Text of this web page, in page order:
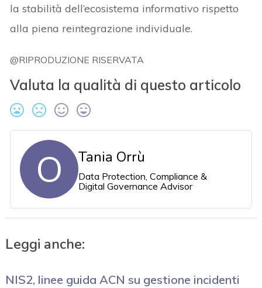
la stabilità dell’ecosistema informativo rispetto
alla piena reintegrazione individuale.
@RIPRODUZIONE RISERVATA
Valuta la qualità di questo articolo
O Tania Orrù
Data Protection, Compliance &
Digital Governance Advisor
Leggi anche:
NIS2, linee guida ACN su gestione incidenti